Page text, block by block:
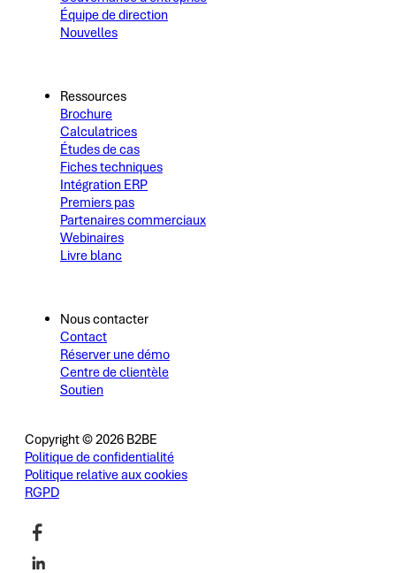
Équipe de direction
Nouvelles
Ressources
Brochure
Calculatrices
Études de cas
Fiches techniques
Intégration ERP
Premiers pas
Partenaires commerciaux
Webinaires
Livre blanc
Nous contacter
Contact
Réserver une démo
Centre de clientèle
Soutien
Copyright © 2026 B2BE
Politique de confidentialité
Politique relative aux cookies
RGPD